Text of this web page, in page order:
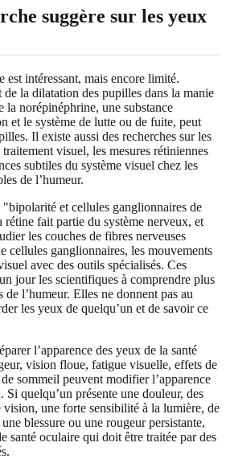
suggère sur les yeux
est intéressant, mais encore limité.
de la dilatation des pupilles dans la manie
la norépinéphrine, une substance
et le système de lutte ou de fuite, peut
Il existe aussi des recherches sur les
visuel, les mesures rétiniennes
subtiles du système visuel chez les
de l’humeur.
"bipolarité et cellules ganglionnaires de
fait partie du système nerveux, et
les couches de fibres nerveuses
cellules ganglionnaires, les mouvements
avec des outils spécialisés. Ces
jour les scientifiques à comprendre plus
l’humeur. Elles ne donnent pas au
les yeux de quelqu’un et de savoir ce
l’apparence des yeux de la santé
vision floue, fatigue visuelle, effets de
sommeil peuvent modifier l’apparence
Si quelqu’un présente une douleur, des
vision, une forte sensibilité à la lumière, de
blessure ou une rougeur persistante,
santé oculaire qui doit être traitée par des